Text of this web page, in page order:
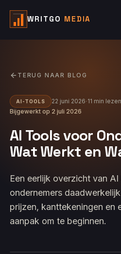
WRITGO MEDIA
TERUG NAAR BLOG
AI-TOOLS 22 juni 2026·11 min lezen
Bijgewerkt op 2 juli 2026
AI Tools voor
Wat Werkt en
Een eerlijk overzicht van
ondernemers
prijzen, kanttekeningen en
aanpak om te beginnen.